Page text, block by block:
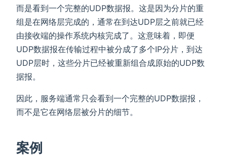
而是看到一个完整的UDP数据报。这是因为分片的重
组是在网络层完成的，通常在到达UDP层之前就已经
由接收端的操作系统内核完成了。这意味着，即便
UDP数据报在传输过程中被分成了多个IP分片，到达
UDP层时，这些分片已经被重新组合成原始的UDP数
据报。
因此，服务端通常只会看到一个完整的UDP数据报，
而不是它在网络层被分片的细节。
案例